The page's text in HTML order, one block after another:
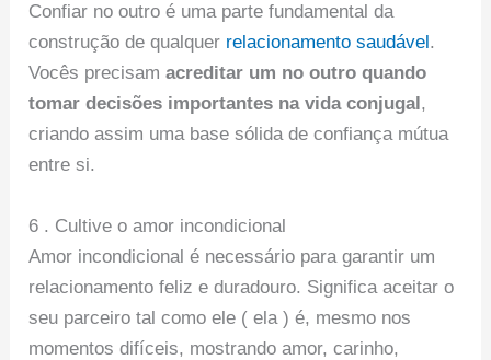
Confiar no outro é uma parte fundamental da
construção de qualquer relacionamento saudável .
Vocês precisamacreditar um no outro quando
tomar decisões importantes na vida conjugal ,
criando assim uma base sólida de confiança mútua
entre si.
6 . Cultive o amor incondicional
Amor incondicional é necessário para garantir um
relacionamento feliz e duradouro. Significa aceitar o
seu parceiro tal como ele ( ela ) é, mesmo nos
momentos difíceis, mostrando amor, carinho,